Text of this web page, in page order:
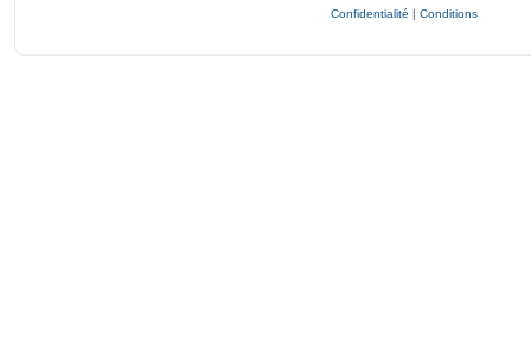
Confidentialité | Conditions